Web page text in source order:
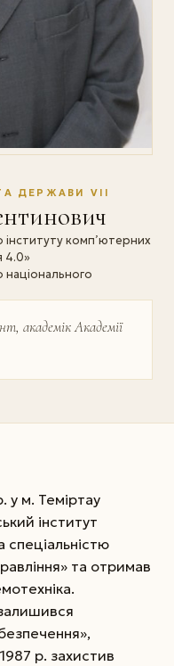
ДЕРЖАВИ VII
комп’ютерних
4.0»
національного
академік Академії
у м. Теміртау
інститут
спеціальністю
та отримав
р. захистив